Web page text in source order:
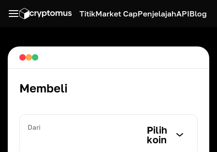
TitikMarket CapPenjelajahAPIBlog
Membeli
Dari
Pilih
koin